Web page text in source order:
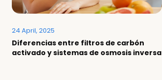
24 April, 2025
Diferencias entre filtros de carbón
activado y sistemas de osmosis inversa